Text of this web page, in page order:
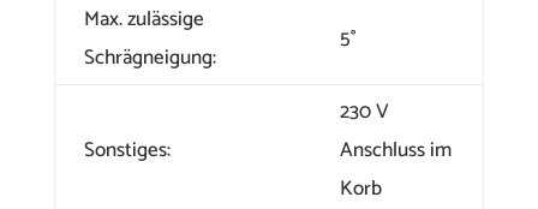
Max. zulässige
Schrägneigung:
5°
Sonstiges:
230 V
Anschluss im
Korb